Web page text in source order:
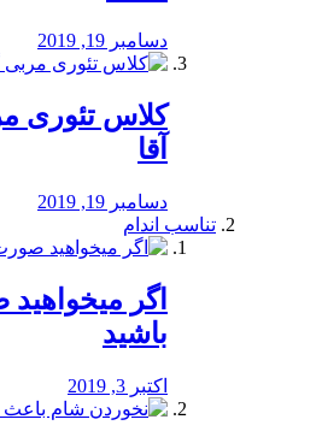
دسامبر 19, 2019
آقا
دسامبر 19, 2019
تناسب اندام
اگر
باشید
اکتبر 3, 2019